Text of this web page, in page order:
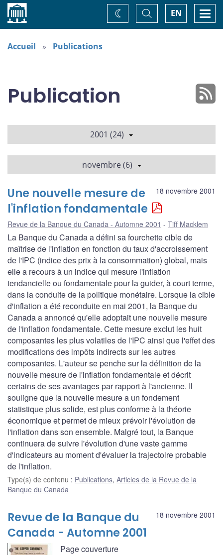
Accueil EN
Basculer
la
recherche
Changez
de
Accueil Publications
Publication
2001 (24)
novembre (6)
18 novembre 2001
Une nouvelle mesure de
l'inflation fondamentale
Revue de la Banque du Canada - Automne 2001 Tiff Macklem
La Banque du Canada a défini sa fourchette cible de
maîtrise de l'inflation en fonction du taux d'accroissement
de l'IPC (indice des prix à la consommation) global, mais
elle a recours à un indice qui mesure l'inflation
tendancielle ou fondamentale pour la guider, à court terme,
dans la conduite de la politique monétaire. Lorsque la cible
d'inflation a été reconduite en mai 2001, la Banque du
Canada a annoncé qu'elle adoptait une nouvelle mesure
de l'inflation fondamentale. Cette mesure exclut les huit
composantes les plus volatiles de l'IPC ainsi que l'effet des
modifications des impôts indirects sur les autres
composantes. L'auteur se penche sur la définition de la
nouvelle mesure de l'inflation fondamentale et décrit
certains de ses avantages par rapport à l'ancienne. Il
souligne que la nouvelle mesure a un fondement
statistique plus solide, est plus conforme à la théorie
économique et permet de mieux prévoir l'évolution de
l'inflation dans son ensemble. Malgré tout, la Banque
continuera de suivre l'évolution d'une vaste gamme
d'indicateurs au moment d'évaluer la trajectoire probable
de l'inflation.
Type(s) de contenu : Publications, Articles de la Revue de la
Banque du Canada
18 novembre 2001
Revue de la Banque du
Canada - Automne 2001
Page couverture